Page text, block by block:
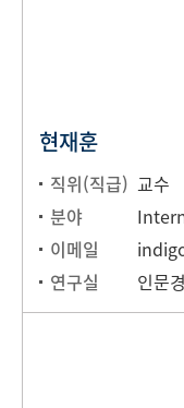
현재훈
직위(직급) 교수
분야
이메일
연구실
인문